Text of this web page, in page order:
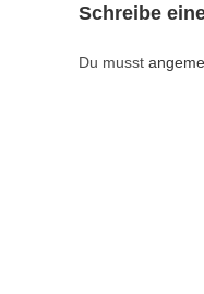
Schreibe
Du musst